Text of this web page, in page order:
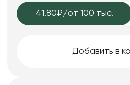
41.80₽/от 100 тыс.
Добавить в